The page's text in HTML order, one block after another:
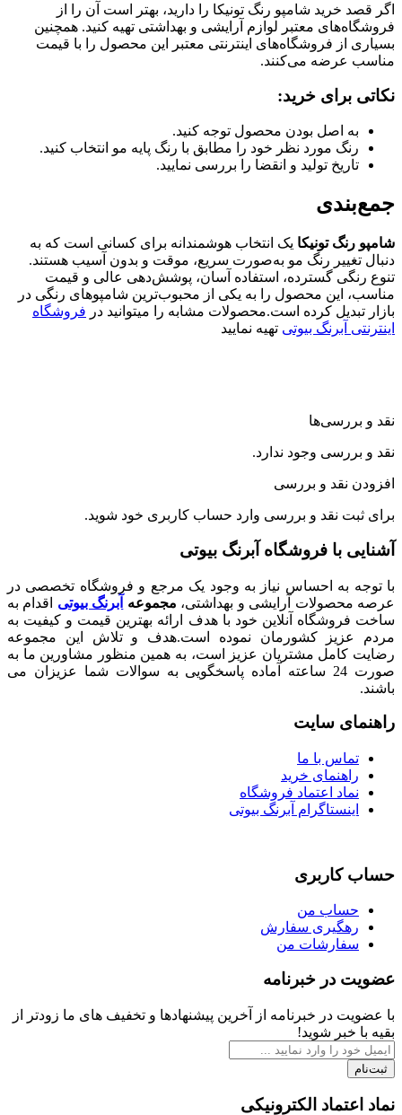
شامپو رنگ تونیکا را دارید، بهتر است آن را از
معتبر لوازم آرایشی و بهداشتی تهیه کنید. همچنین
فروشگاه‌های اینترنتی معتبر این محصول را با قیمت
می‌کنند.
خرید:
اصل بودن محصول توجه کنید.
مورد نظر خود را مطابق با رنگ پایه مو انتخاب کنید.
تولید و انقضا را بررسی نمایید.
تونیکا یک انتخاب هوشمندانه برای کسانی است که به
رنگ مو به‌صورت سریع، موقت و بدون آسیب هستند.
گسترده، استفاده آسان، پوشش‌دهی عالی و قیمت
محصول را به یکی از محبوب‌ترین شامپوهای رنگی در
کرده است.محصولات مشابه را میتوانید درفروشگاه
آبرنگ بیوتی تهیه نمایید
وجود ندارد.
و بررسی
نقد و بررسیوارد حساب کاربریخود شوید.
با فروشگاه آبرنگ بیوتی
به احساس نیاز به وجود یک مرجع و فروشگاه تخصصی در
آرایشی و بهداشتی،مجموعه آبرنگ بیوتی اقدام به
آنلاین خود با هدف ارائه بهترین قیمت و کیفیت به
کشورمان نموده است.هدف و تلاش این مجموعه
مشتریان عزیز است، به همین منظور مشاورین ما به
صورت 24 ساعته آماده پاسخگویی به سوالات شما عزیزان می
سایت
با ما
خرید
اعتماد فروشگاه
آبرنگ بیوتی
من
سفارش
من
خبرنامه
در خبرنامه از آخرین پیشنهادها و تخفیف های ما زودتر از
شوید!
الکترونیکی